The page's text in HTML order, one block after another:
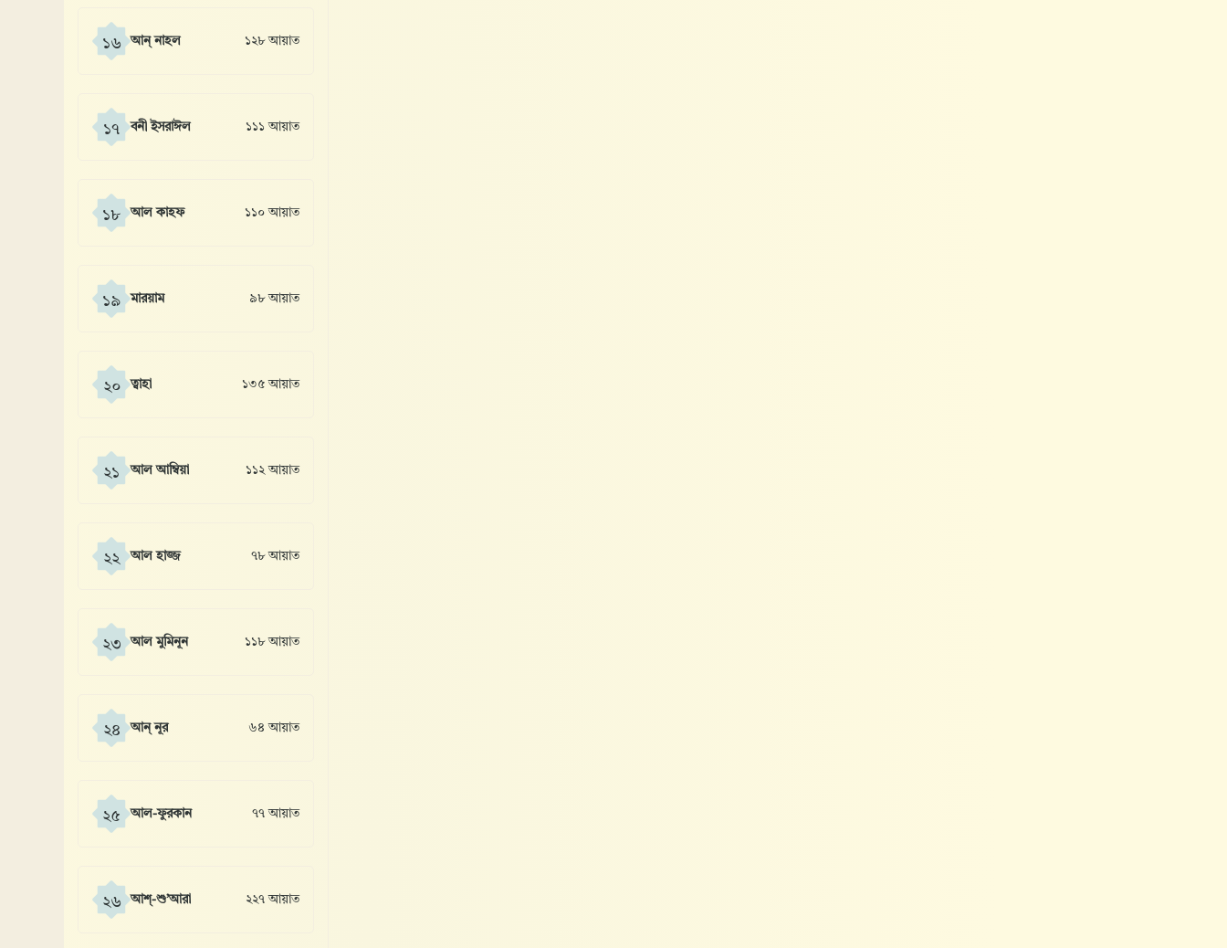
১৬ আন্ নাহল ১২৮ আয়াত
১৭ বনী ইসরাঈল ১১১ আয়াত
১৮ আল কাহফ ১১০ আয়াত
১৯ মারয়াম ৯৮ আয়াত
২০ ত্বাহা ১৩৫ আয়াত
২১ আল আম্বিয়া ১১২ আয়াত
২২ আল হাজ্জ ৭৮ আয়াত
২৩ আল মুমিনূন ১১৮ আয়াত
২৪ আন্ নূর ৬৪ আয়াত
২৫ আল-ফুরকান ৭৭ আয়াত
২৬ আশ্-শু’আরা ২২৭ আয়াত